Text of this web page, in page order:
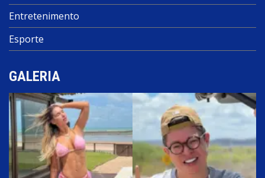
Entretenimento
Esporte
GALERIA